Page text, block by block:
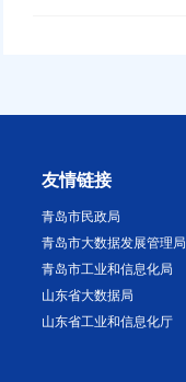
友情链接
青岛市民政局
青岛市大数据发展管理局
青岛市工业和信息化局
山东省大数据局
山东省工业和信息化厅